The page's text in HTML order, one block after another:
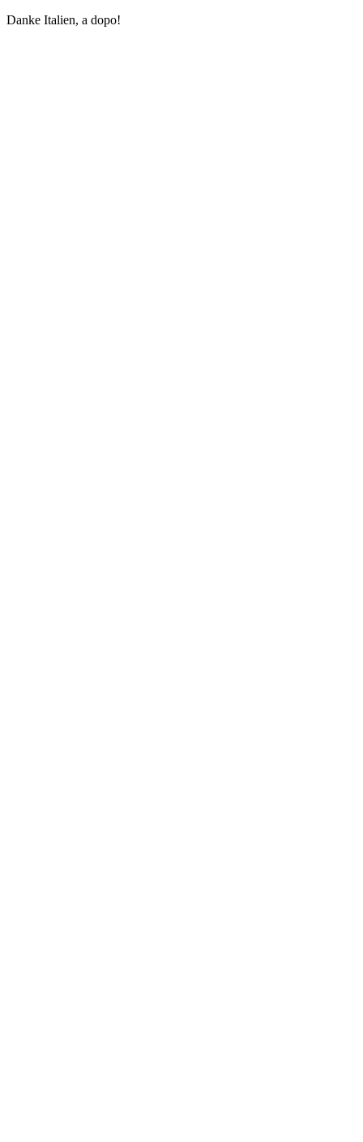
Danke Italien, a dopo!